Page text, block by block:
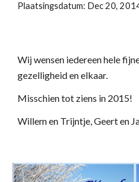
Plaatsingsdatum: Dec 20,
Wij wensen iedereen hele
gezelligheid en elkaar.
Misschien tot ziens in 2015!
Willem en Trijntje, Geert en